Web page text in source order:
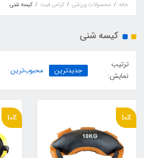
خانه محصولات ورزشی کراس فیت کیسه شنی
کیسه شنی
ترتیب
نمایش:
جدیدترین محبوب‌ترین
10٪ 10٪